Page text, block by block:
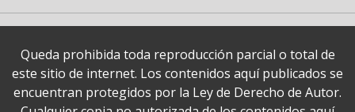
Queda prohibida toda reproducción parcial o total de
este sitio de internet. Los contenidos aquí publicados se
encuentran protegidos por la Ley de Derecho de Autor.